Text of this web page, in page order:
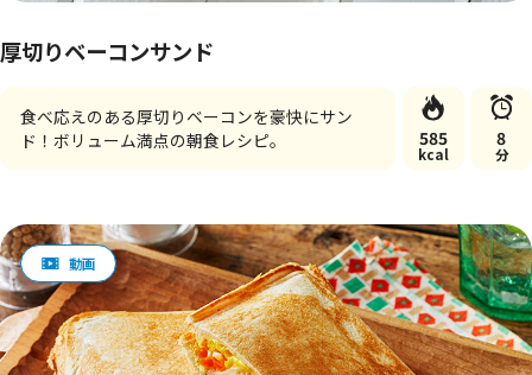
厚切りベーコンサンド
食べ応えのある厚切りベーコンを豪快にサン
ド！ボリューム満点の朝食レシピ。
585
kcal
8
分